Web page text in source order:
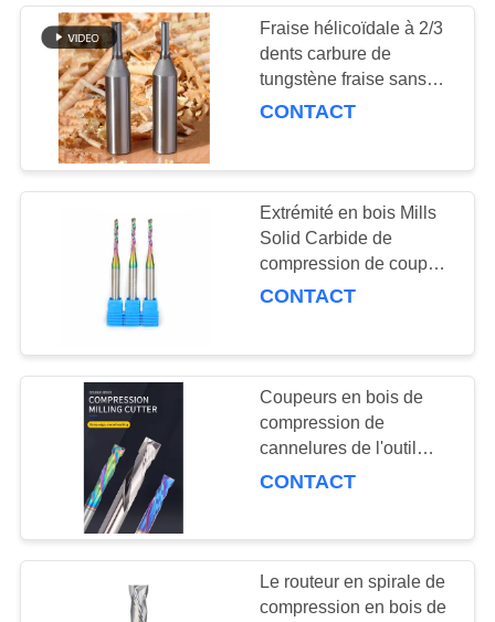
POLITIQUE
DE
CONFIDENTIALITÉ
Fraise hélicoïdale à 2/3
dents carbure de
tungstène fraise sans
dents carbure massif
CONTACT
Extrémité en bois Mills
Solid Carbide de
compression de coupeur
à travers le revêtement
CONTACT
Coupeurs en bois de
compression de
cannelures de l'outil
deux de commande
bleu nano
CONTACT
Le routeur en spirale de
compression en bois de